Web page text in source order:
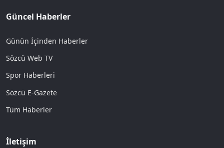
Güncel Haberler
Günün İçinden Haberler
Sözcü Web TV
Spor Haberleri
Sözcü E-Gazete
Tüm Haberler
İletişim